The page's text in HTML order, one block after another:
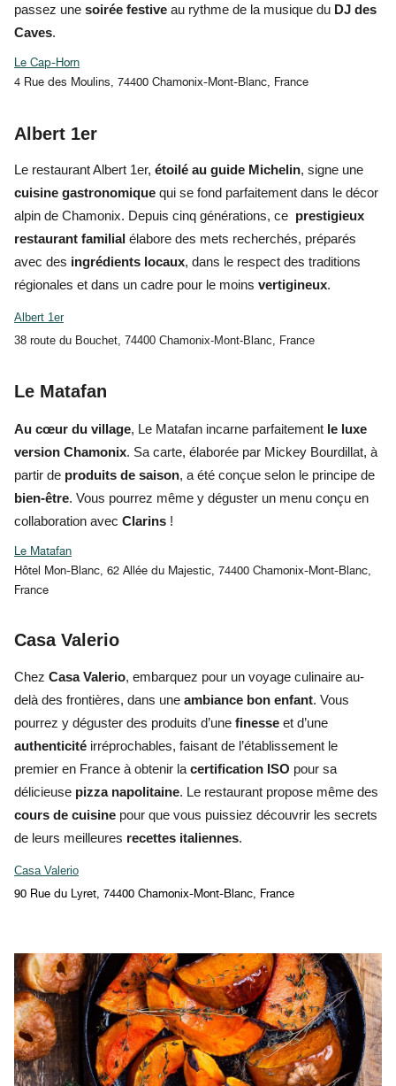
passez une soirée festive au rythme de la musique du DJ des
Caves.
Le Cap-Horn
4 Rue des Moulins, 74400 Chamonix-Mont-Blanc, France
Albert 1er
Le restaurant Albert 1er, étoilé au guide Michelin, signe une
cuisine gastronomique qui se fond parfaitement dans le décor
alpin de Chamonix. Depuis cinq générations, ce prestigieux
restaurant familial élabore des mets recherchés, préparés
avec des ingrédients locaux, dans le respect des traditions
régionales et dans un cadre pour le moins vertigineux.
Albert 1er
38 route du Bouchet, 74400 Chamonix-Mont-Blanc, France
Le Matafan
Au cœur du village, Le Matafan incarne parfaitement le luxe
version Chamonix. Sa carte, élaborée par Mickey Bourdillat, à
partir de produits de saison, a été conçue selon le principe de
bien-être. Vous pourrez même y déguster un menu conçu en
collaboration avec Clarins !
Le Matafan
Hôtel Mon-Blanc, 62 Allée du Majestic, 74400 Chamonix-Mont-Blanc
France
Casa Valerio
Chez Casa Valerio, embarquez pour un voyage culinaire au-
delà des frontières, dans une ambiance bon enfant. Vous
pourrez y déguster des produits d’une finesse et d’une
authenticité irréprochables, faisant de l’établissement le
premier en France à obtenir la certification ISO pour sa
délicieuse pizza napolitaine. Le restaurant propose même des
cours de cuisine pour que vous puissiez découvrir les secrets
de leurs meilleures recettes italiennes.
Casa Valerio
90 Rue du Lyret, 74400 Chamonix-Mont-Blanc, France